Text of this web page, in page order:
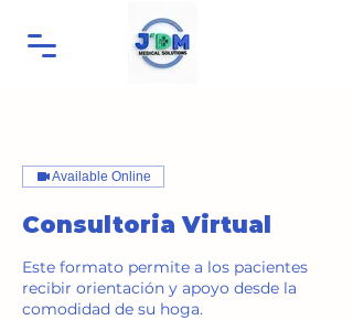
Available Online
Consultoria Virtual
Este formato permite a los pacientes
recibir orientación y apoyo desde la
comodidad de su hoga.